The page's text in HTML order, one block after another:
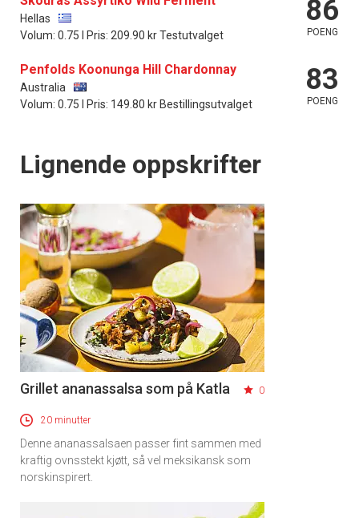
Hellas
Volum: 0.75 l Pris: 209.90 kr Testutvalget
86
POENG
Penfolds Koonunga Hill Chardonnay
Australia
Volum: 0.75 l Pris: 149.80 kr Bestillingsutvalget
83
POENG
Lignende oppskrifter
Grillet ananassalsa som på Katla 0
20 minutter
Denne ananassalsaen passer fint sammen med
kraftig ovnsstekt kjøtt, så vel meksikansk som
norskinspirert.